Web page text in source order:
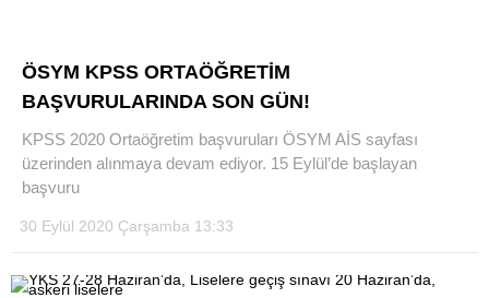
ÖSYM KPSS ORTAÖĞRETİM
BAŞVURULARINDA SON GÜN!
KPSS 2020 Ortaöğretim başvuruları ÖSYM AİS sayfası
üzerinden alınmaya devam ediyor. 15 Eylül’de başlayan
başvuru
30 Eylül 2020 Çarşamba 13:33